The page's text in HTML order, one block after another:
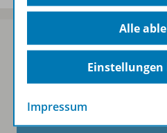
Sofort profitieren
Zum
Alle
Impressum